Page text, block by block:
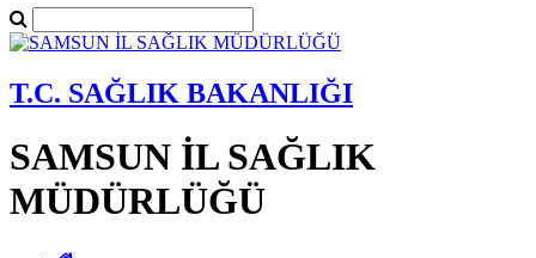
T.C. SAĞLIK BAKANLIĞI
SAMSUN İL SAĞLIK
MÜDÜRLÜĞÜ